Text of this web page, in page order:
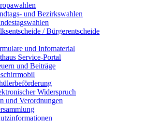
und Bezirkswahlen
/ Bürgerentscheide
und Infomaterial
Service-Portal
und Beiträge
Widerspruch
und Verordnungen